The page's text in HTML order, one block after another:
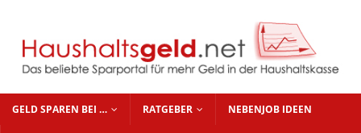
GELD SPAREN BEI … RATGEBER NEBENJOB IDEEN